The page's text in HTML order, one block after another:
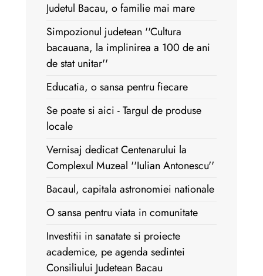
Judetul Bacau, o familie mai mare
Simpozionul judetean ''Cultura
bacauana, la implinirea a 100 de ani
de stat unitar''
Educatia, o sansa pentru fiecare
Se poate si aici - Targul de produse
locale
Vernisaj dedicat Centenarului la
Complexul Muzeal ''Iulian Antonescu''
Bacaul, capitala astronomiei nationale
O sansa pentru viata in comunitate
Investitii in sanatate si proiecte
academice, pe agenda sedintei
Consiliului Judetean Bacau